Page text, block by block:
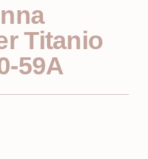
Titanio
59A